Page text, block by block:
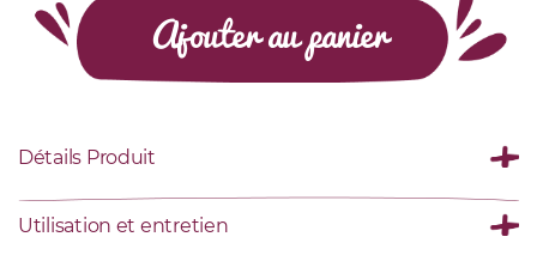
Ajouter au panier
Détails Produit
Utilisation et entretien